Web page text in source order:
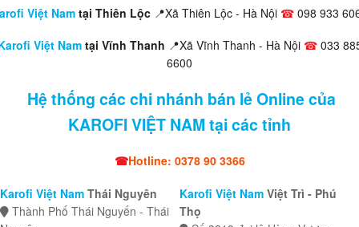
Việt Nam tại Thiên Lộc 📍Xã Thiên Lộc - Hà Nội ☎ 098 933
Việt Namtại Vĩnh Thanh 📍Xã Vĩnh Thanh - Hà Nội ☎033
6600
Hệ thống các chi nhánh bán lẻ Online của
KAROFI VIỆT NAM tại các tỉnh
☎Hotline: 0378 90 3366
Karofi Việt Nam Thái Nguyên
Thành Phố Thái Nguyến - Thái
Karofi Việt Nam Việt Trì - Phú
Thọ